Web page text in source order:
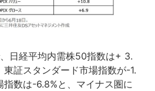
日経平均内需株50指数は+ 3.
証スタンダード市場指数が-1.
指数は-6.8%と、マイナス圏に